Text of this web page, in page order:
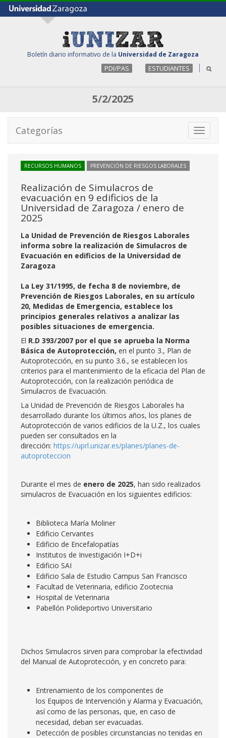
Boletín diario informativo de la Universidad de Zaragoza
PDI/PAS ESTUDIANTES
5/2/2025
Toggle
Categorías
RECURSOS HUMANOS PREVENCIÓN DE RIESGOS LABORALES
Realización de Simulacros de
evacuación en 9 edificios de la
Universidad de Zaragoza / enero de
2025
La Unidad de Prevención de Riesgos Laborales
informa sobre la realización de Simulacros de
Evacuación en edificios de la Universidad de
Zaragoza
La Ley 31/1995, de fecha 8 de noviembre, de
Prevención de Riesgos Laborales, en su artículo
20, Medidas de Emergencia, establece los
principios generales relativos a analizar las
posibles situaciones de emergencia.
El R.D 393/2007 por el que se aprueba la Norma
Básica de Autoprotección, en el punto 3., Plan de
Autoprotección, en su punto 3.6., se establecen los
criterios para el mantenimiento de la eficacia del Plan de
Autoprotección, con la realización periódica de
Simulacros de Evacuación.
La Unidad de Prevención de Riesgos Laborales ha
desarrollado durante los últimos años, los planes de
Autoprotección de varios edificios de la U.Z., los cuales
pueden ser consultados en la
dirección: https://uprl.unizar.es/planes/planes-de-
autoproteccion
Durante el mes de enero de 2025, han sido realizados
simulacros de Evacuación en los siguientes edificios:
Biblioteca María Moliner
Edificio Cervantes
Edificio de Encefalopatías
Institutos de Investigación I+D+i
Edificio SAI
Edificio Sala de Estudio Campus San Francisco
Facultad de Veterinaria, edificio Zootecnia
Hospital de Veterinaria
Pabellón Polideportivo Universitario
Dichos Simulacros sirven para comprobar la efectividad
del Manual de Autoprotección, y en concreto para:
Entrenamiento de los componentes de
los Equipos de Intervención y Alarma y Evacuación,
así como de las personas, que, en caso de
necesidad, deban ser evacuadas.
Detección de posibles circunstancias no tenidas en